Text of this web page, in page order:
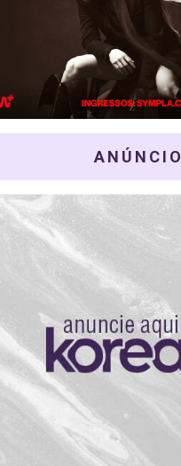
ANÚNCIO